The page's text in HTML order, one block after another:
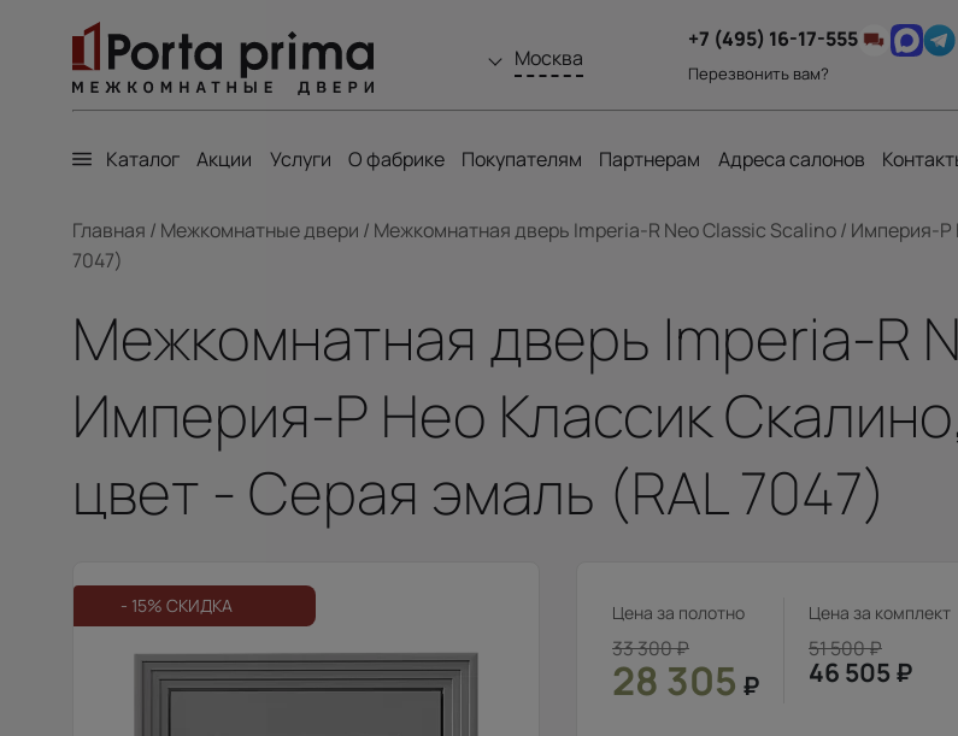
Москва
+7 (495) 16-17-555
Перезвонить вам?
Каталог Акции Услуги О фабрике Покупателям Партнерам Адреса салонов
Главная / Межкомнатные двери / Межкомнатная дверь Imperia-R Neo Classic Scalino / Империя-
7047)
Межкомнатная дверь Imperia-R
Империя-Р Нео Классик
цвет - Серая эмаль (RAL 7047)
- 15% СКИДКА Цена за полотно
33 300₽
28 305 ₽
Цена за комплект
51 500₽
46 505₽